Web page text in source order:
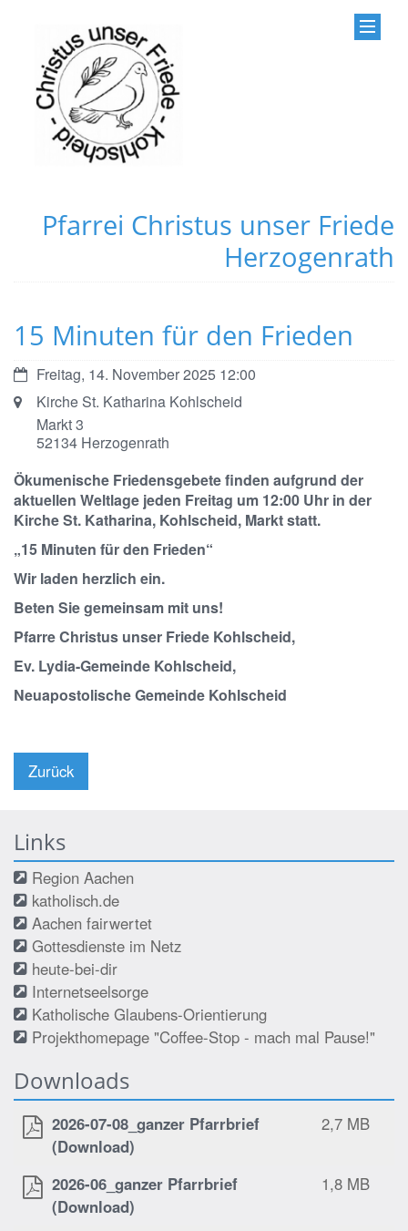
Pfarrei Christus unser Friede
Herzogenrath
15 Minuten für den Frieden
Datum:Freitag, 14. November 2025 12:00
Ort: Kirche St. Katharina Kohlscheid
Markt 3
52134 Herzogenrath
Ökumenische Friedensgebete finden aufgrund der
aktuellen Weltlage jeden Freitag um 12:00 Uhr in der
Kirche St. Katharina, Kohlscheid, Markt statt.
„15 Minuten für den Frieden“
Wir laden herzlich ein.
Beten Sie gemeinsam mit uns!
Pfarre Christus unser Friede Kohlscheid,
Ev. Lydia-Gemeinde Kohlscheid,
Neuapostolische Gemeinde Kohlscheid
Zurück
Links
Region Aachen
katholisch.de
Aachen fairwertet
Gottesdienste im Netz
heute-bei-dir
Internetseelsorge
Katholische Glaubens-Orientierung
Projekthomepage "Coffee-Stop - mach mal Pause!"
Downloads
2026-07-08_ganzer Pfarrbrief
(Download)
2,7 MB
2026-06_ganzer Pfarrbrief
(Download)
1,8 MB